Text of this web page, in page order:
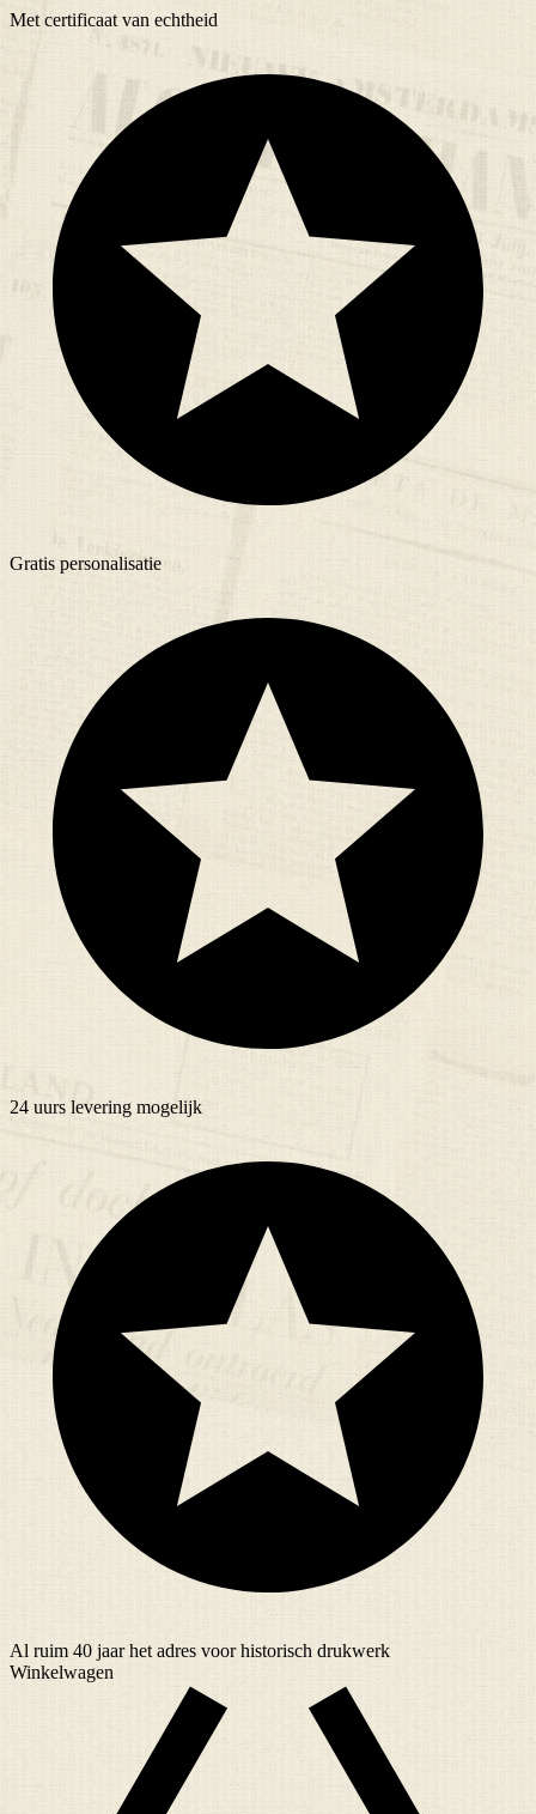
Met certificaat van echtheid
Gratis personalisatie
24 uurs levering mogelijk
Al ruim 40 jaarhet adres voor historisch drukwerk
Winkelwagen